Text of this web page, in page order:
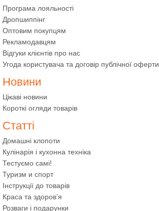
Програма лояльності
Дропшиппінг
Оптовим покупцям
Рекламодавцям
Відгуки клієнтів про нас
Угода користувача та договір публічної оферти
Новини
Цікаві новини
Короткі огляди товарів
Статті
Домашні клопоти
Кулінарія і кухонна техніка
Тестуємо самі!
Туризм и спорт
Інструкції до товарів
Краса та здоров’я
Розваги і подарунки